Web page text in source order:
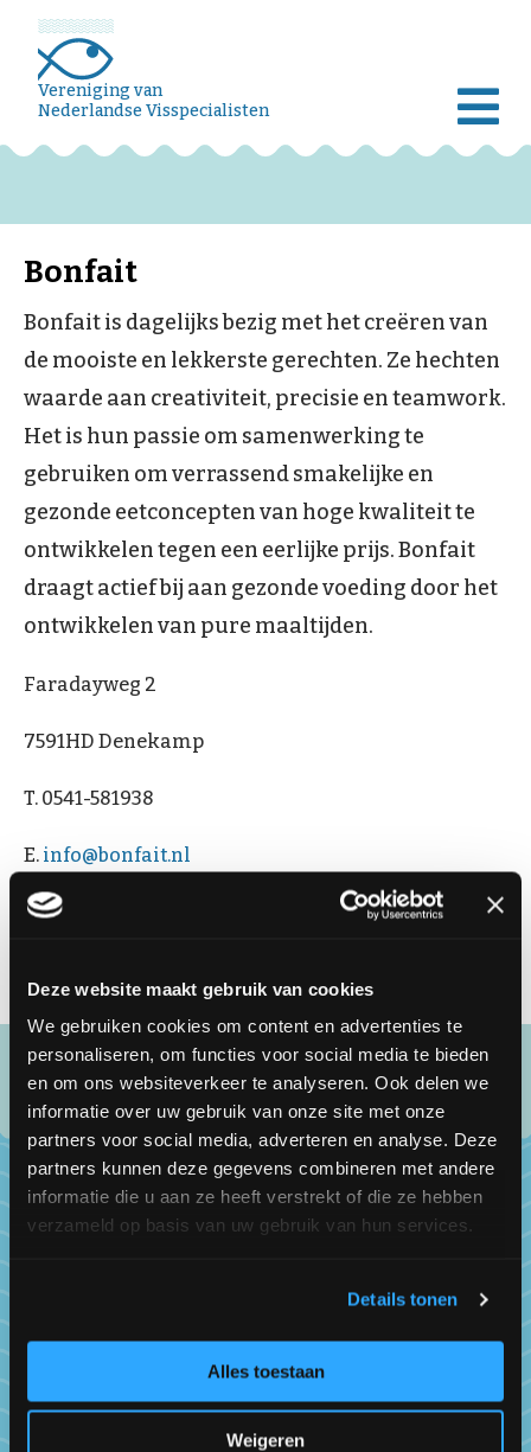
Deze website maakt gebruik van cookies
We gebruiken cookies om content en advertenties te
personaliseren, om functies voor social media te bieden
en om ons websiteverkeer te analyseren. Ook delen we
informatie over uw gebruik van onze site met onze
partners voor social media, adverteren en analyse. Deze
partners kunnen deze gegevens combineren met andere
informatie die u aan ze heeft verstrekt of die ze hebben
verzameld op basis van uw gebruik van hun services.
Details tonen
Alles toestaan
Weigeren
Vereniging van
Nederlandse Visspecialisten
Bonfait
Bonfait is dagelijks bezig met het creëren van
de mooiste en lekkerste gerechten. Ze hechten
waarde aan creativiteit, precisie en teamwork.
Het is hun passie om samenwerking te
gebruiken om verrassend smakelijke en
gezonde eetconcepten van hoge kwaliteit te
ontwikkelen tegen een eerlijke prijs. Bonfait
draagt actief bij aan gezonde voeding door het
ontwikkelen van pure maaltijden.
Faradayweg 2
7591HD Denekamp
T. 0541-581938
E. info@bonfait.nl
W.www.bonfait.nl
De Vereniging van Nederlandse Visspecialisten
Bestuur